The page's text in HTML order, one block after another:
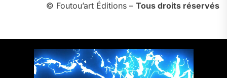
© Foutou’art Éditions – Tous droits réservés